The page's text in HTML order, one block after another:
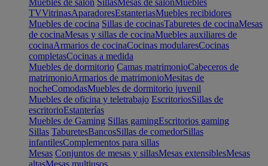
Muebles de salón SillasMesas de salónMuebles
TVVitrinasAparadoresEstanteriasMuebles recibidores
Muebles de cocina Sillas de cocinasTaburetes de cocinaMesas
de cocinaMesas y sillas de cocinaMuebles auxiliares de
cocinaArmarios de cocinaCocinas modularesCocinas
completasCocinas a medida
Muebles de dormitorio Camas matrimonioCabeceros de
matrimonioArmarios de matrimonioMesitas de
nocheComodasMuebles de dormitorio juvenil
Muebles de oficina y teletrabajo EscritoriosSillas de
escritorioEstanterías
Muebles de Gaming Sillas gamingEscritorios gaming
Sillas TaburetesBancosSillas de comedorSillas
infantilesComplementos para sillas
Mesas Conjuntos de mesas y sillasMesas extensiblesMesas
altasMesas multiusos